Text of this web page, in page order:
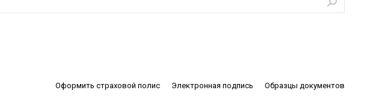
Оформить страховой полис Электронная подпись Образцы документов